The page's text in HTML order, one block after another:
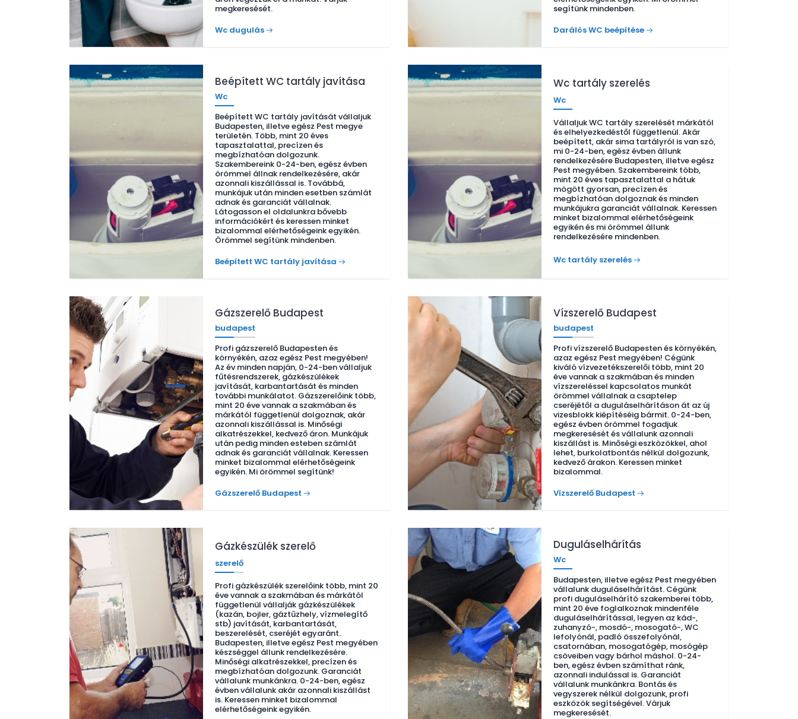
megkeresését.
Wc dugulás
segítünk mindenben.
Darálós WC beépítése
Beépített WC tartály javítása
Wc
Beépített WC tartály javítását vállaljuk
Budapesten, illetve egész Pest megye
területén. Több, mint 20 éves
tapasztalattal, precízen és
megbízhatóan dolgozunk.
Szakembereink 0-24-ben, egész évben
örömmel állnak rendelkezésére, akár
azonnali kiszállással is. Továbbá,
munkájuk után minden esetben számlát
adnak és garanciát vállalnak.
Látogasson el oldalunkra bővebb
információkért és keressen minket
bizalommal elérhetőségeink egyikén.
Örömmel segítünk mindenben.
Beépített WC tartály javítása
Wc tartály szerelés
Wc
Vállaljuk WC tartály szerelését márkától
és elhelyezkedéstől függetlenül. Akár
beépített, akár sima tartályról is van szó,
mi 0-24-ben, egész évben állunk
rendelkezésére Budapesten, illetve egész
Pest megyében. Szakembereink több,
mint 20 éves tapasztalattal a hátuk
mögött gyorsan, precízen és
megbízhatóan dolgoznak és minden
munkájukra garanciát vállalnak. Keressen
minket bizalommal elérhetőségeink
egyikén és mi örömmel állunk
rendelkezésére mindenben.
Wc tartály szerelés
Gázszerelő Budapest
budapest
Profi gázszerelő Budapesten és
környékén, azaz egész Pest megyében!
Az év minden napján, 0-24-ben vállaljuk
fűtésrendszerek, gázkészülékek
javítását, karbantartását és minden
további munkálatot. Gázszerelőink több,
mint 20 éve vannak a szakmában és
márkától függetlenül dolgoznak, akár
azonnali kiszállással is. Minőségi
alkatrészekkel, kedvező áron. Munkájuk
után pedig minden esteben számlát
adnak és garanciát vállalnak. Keressen
minket bizalommal elérhetőségeink
egyikén. Mi örömmel segítünk!
Gázszerelő Budapest
Vízszerelő Budapest
budapest
Profi vízszerelő Budapesten és környékén,
azaz egész Pest megyében! Cégünk
kiváló vízvezetékszerelői több, mint 20
éve vannak a szakmában és minden
vízszereléssel kapcsolatos munkát
örömmel vállalnak a csaptelep
cseréjétől a duguláselhárításon át az új
vizesblokk kiépítéséig bármit. 0-24-ben,
egész évben örömmel fogadjuk
megkeresését és vállalunk azonnali
kiszállást is. Minőségi eszközökkel, ahol
lehet, burkolatbontás nélkül dolgozunk,
kedvező árakon. Keressen minket
bizalommal.
Vízszerelő Budapest
Gázkészülék szerelő
szerelő
Profi gázkészülék szerelőink több, mint 20
éve vannak a szakmában és márkától
függetlenül vállalják gázkészülékek
(kazán, bojler, gáztűzhely, vízmelegítő
stb) javítását, karbantartását,
beszerelését, cseréjét egyaránt.
Budapesten, illetve egész Pest megyében
készséggel állunk rendelkezésére.
Minőségi alkatrészekkel, precízen és
megbízhatóan dolgozunk. Garanciát
vállalunk munkánkra. 0-24-ben, egész
évben vállalunk akár azonnali kiszállást
is. Keressen minket bizalommal
elérhetőségeink egyikén.
Duguláselhárítás
Wc
Budapesten, illetve egész Pest megyében
vállalunk duguláselhárítást. Cégünk
profi duguláselhárító szakemberei több,
mint 20 éve foglalkoznak mindenféle
duguláselhárítással, legyen az kád-,
zuhanyzó-, mosdó-, mosogató-, WC
lefolyónál, padló összefolyónál,
csatornában, mosogatógép, mosógép
csöveiben vagy bárhol máshol. 0-24-
ben, egész évben számíthat ránk,
azonnali indulással is. Garanciát
vállalunk munkánkra. Bontás és
vegyszerek nélkül dolgozunk, profi
eszközök segítségével. Várjuk
megkeresését.